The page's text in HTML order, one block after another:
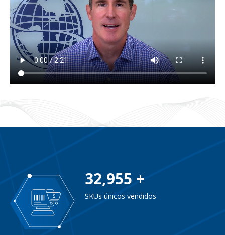
33000
+
32,957 +
SKUs únicos vendidos